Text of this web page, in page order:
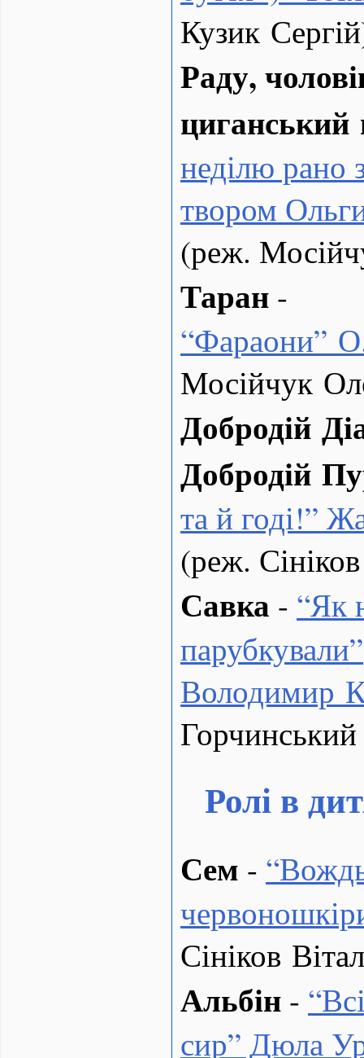
Кузик
Раду,
циганський
неділю рано
твором
(реж.
Таран -
“Фараони”
Мосійчук
Добродій
Добродій
та й годі!”
(реж.
Савка - “Як
парубкували”
Володимир
Ролі в
Сем - “
Сініков
Альбін - “
сир” Дюла